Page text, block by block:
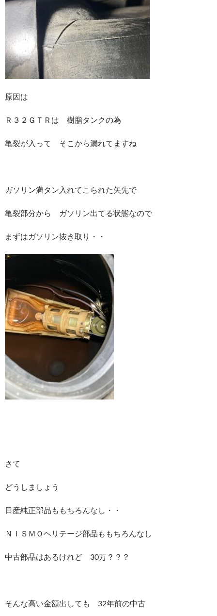
原因は
Ｒ３２ＧＴＲは 樹脂タンクの為
亀裂が入って そこから漏れてますね
ガソリン満タン入れてこられた矢先で
亀裂部分から ガソリン出てる状態なので
まずはガソリン抜き取り・・
さて
どうしましょう
日産純正部品ももちろんなし・・
ＮＩＳＭＯヘリテージ部品ももちろんなし
中古部品はあるけれど 30万？？？
そんな高い金額出しても 32年前の中古